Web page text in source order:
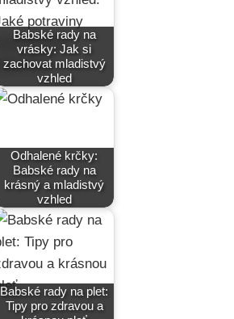
Babské rady na
vrásky: Jak si
zachovat mladistvý
vzhled
Odhalené krčky:
Babské rady na
krásný a mladistvý
vzhled
Babské rady na plet:
Tipy pro zdravou a